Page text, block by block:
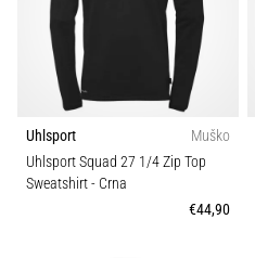
tisak
obradu
sportske
opreme
1. 7. 2025
•
Teamsales
Karakteristike
Sport
Uhlsport
Muško
Uhlsport Squad 27 1/4 Zip Top
Sweatshirt- Crna
€44,90